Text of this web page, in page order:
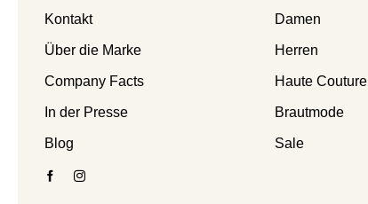
Kontakt
Über die Marke
Company Facts
In der Presse
Blog
Damen
Herren
Haute Couture
Brautmode
Sale